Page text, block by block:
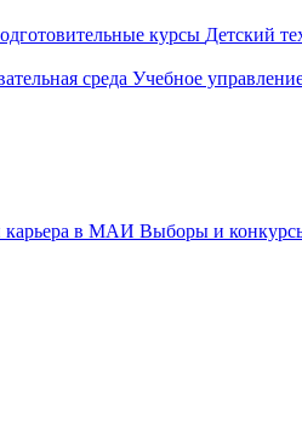
курсы Детский
среда Учебное
карьера в МАИ Выборы и